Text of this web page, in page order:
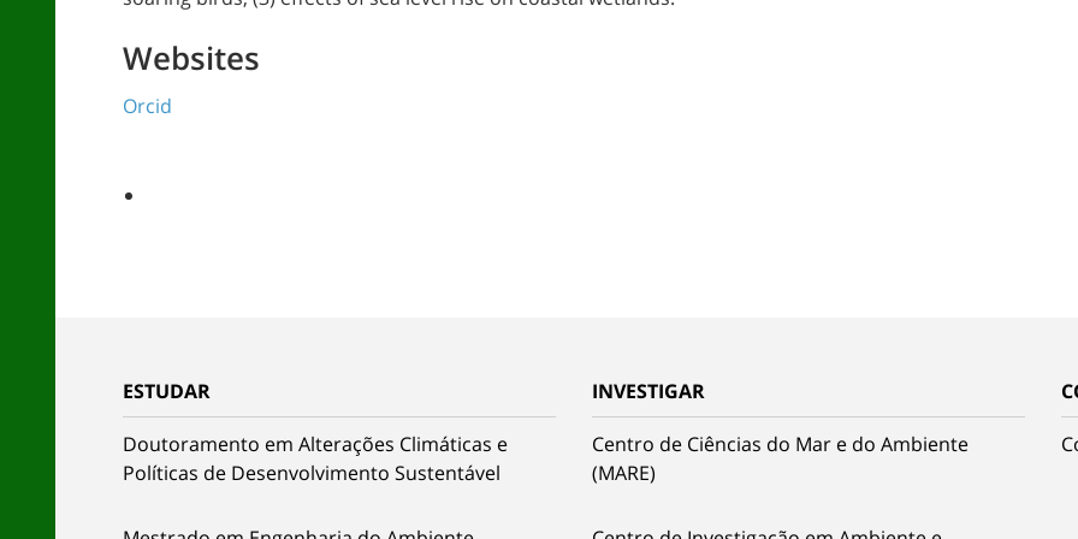
Websites
Orcid
ESTUDAR
Doutoramento em Alterações Climáticas e
Políticas de Desenvolvimento Sustentável
INVESTIGAR
Centro de Ciências do Mar e do Ambiente
(MARE)